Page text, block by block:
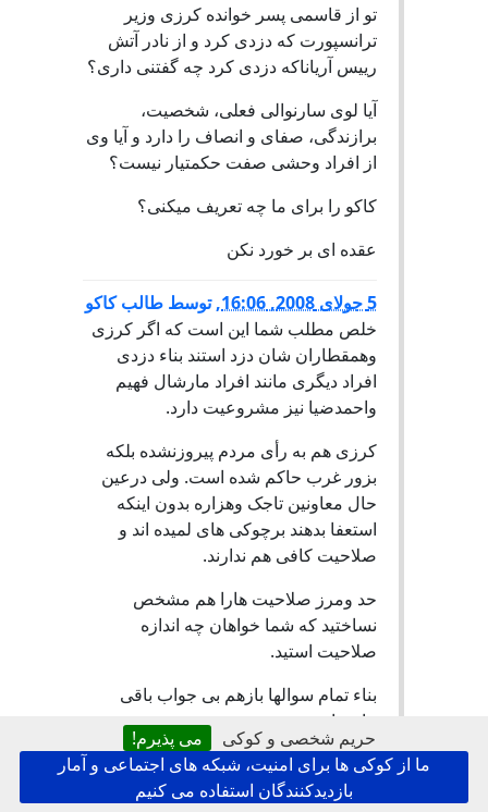
حریم شخصی و کوکی
می پذیرم!
ما از کوکی ها برای امنیت، شبکه های اجتماعی و آمار
بازدیدکنندگان استفاده می کنیم
تو از قاسمی پسر خوانده کرزی وزیر
ترانسپورت که دزدی کرد و از نادر آتش
رییس آریاناکه دزدی کرد چه گفتنی داری؟
آیا لوی سارنوالی فعلی، شخصیت،
برازندگی، صفای و انصاف را دارد و آیا وی
از افراد وحشی صفت حکمتیار نیست؟
کاکو را برای ما چه تعریف میکنی؟
عقده ای بر خورد نکن
5 جولای 2008, 16:06 ,توسط طالب کاکو
خلص مطلب شما این است که اگر کرزی
وهمقطاران شان دزد استند بناء دزدی
افراد دیگری مانند افراد مارشال فهیم
واحمدضیا نیز مشروعیت دارد.
کرزی هم به رأی مردم پیروزنشده بلکه
بزور غرب حاکم شده است. ولی درعین
حال معاونین تاجک وهزاره بدون اینکه
استعفا بدهند برچوکی های لمیده اند و
صلاحیت کافی هم ندارند.
حد ومرز صلاحیت هارا هم مشخص
نساختید که شما خواهان چه اندازه
صلاحیت استید.
بناء تمام سوالها بازهم بی جواب باقی
مانده اند.
درقسمت خودم باید خدمت جنابعالی
عرض کنم :انتخاب نام حق فردی افراد